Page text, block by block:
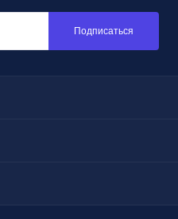
Подписаться